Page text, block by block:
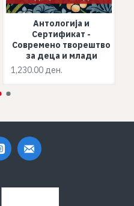
Антологија и
Сертификат -
Современо творештво
за деца и млади
1,230.00 ден.